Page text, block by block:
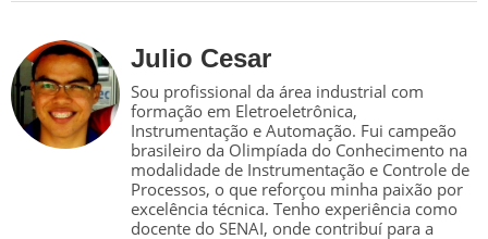
Julio Cesar
Sou profissional da área industrial com
formação em Eletroeletrônica,
Instrumentação e Automação. Fui campeão
brasileiro da Olimpíada do Conhecimento na
modalidade de Instrumentação e Controle de
Processos, o que reforçou minha paixão por
excelência técnica. Tenho experiência como
docente do SENAI, onde contribuí para a